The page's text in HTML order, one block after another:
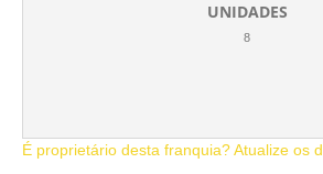
UNIDADES
8
É proprietário desta franquia? Atualize os